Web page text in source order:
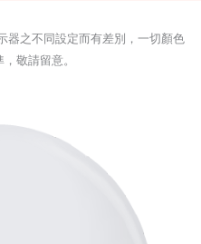
器之不同設定而有差別，一切顏色
敬請留意。